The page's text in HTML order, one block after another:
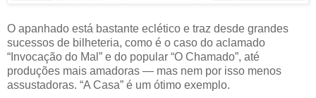
O apanhado está bastante eclético e traz desde grandes
sucessos de bilheteria, como é o caso do aclamado
“Invocação do Mal” e do popular “O Chamado”, até
produções mais amadoras — mas nem por isso menos
assustadoras. “A Casa” é um ótimo exemplo.